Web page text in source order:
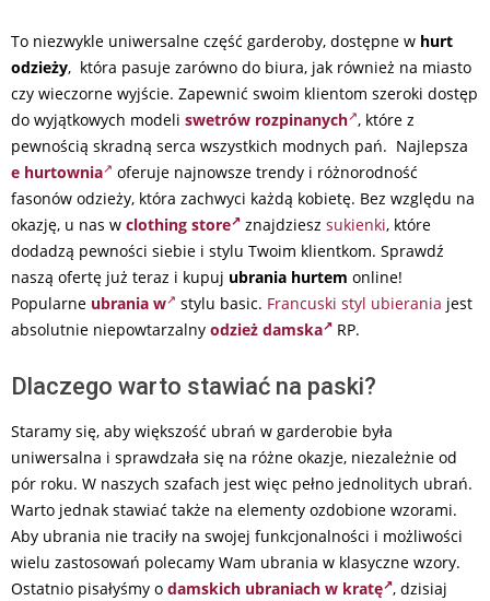
To niezwykle uniwersalne część garderoby, dostępne w hurt
odzieży, która pasuje zarówno do biura, jak również na miasto
czy wieczorne wyjście. Zapewnić swoim klientom szeroki dostęp
do wyjątkowych modeli swetrów rozpinanych , które z
pewnością skradną serca wszystkich modnych pań. Najlepsza
e hurtownia
oferuje najnowsze trendy i różnorodność
fasonów odzieży, która zachwyci każdą kobietę. Bez względu na
okazję, u nas w clothing store znajdziesz sukienki, które
dodadzą pewności siebie i stylu Twoim klientkom. Sprawdź
naszą ofertę już teraz i kupuj ubrania hurtem online!
Popularne ubrania w stylu basic. Francuski styl ubierania jest
absolutnie niepowtarzalny odzież damska RP.
Dlaczego warto stawiać na paski?
Staramy się, aby większość ubrań w garderobie była
uniwersalna i sprawdzała się na różne okazje, niezależnie od
pór roku. W naszych szafach jest więc pełno jednolitych ubrań.
Warto jednak stawiać także na elementy ozdobione wzorami.
Aby ubrania nie traciły na swojej funkcjonalności i możliwości
wielu zastosowań polecamy Wam ubrania w klasyczne wzory.
Ostatnio pisałyśmy o damskich ubraniach w kratę , dzisiaj